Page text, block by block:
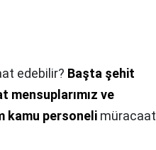
edebilir? Başta şehit
ve
kamu personeli müracaat